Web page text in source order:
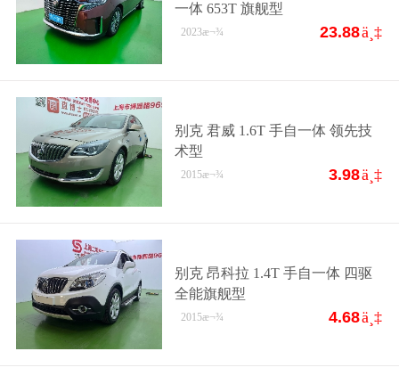
一体 653T 旗舰型
23.88ä¸‡
2023æ¬¾
别克 君威 1.6T 手自一体 领先技
术型
3.98ä¸‡
2015æ¬¾
别克 昂科拉 1.4T 手自一体 四驱
全能旗舰型
4.68ä¸‡
2015æ¬¾